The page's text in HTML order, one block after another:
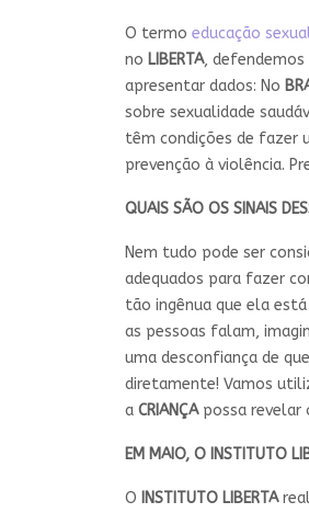
O termo educação
no LIBERTA, defendemos
apresentar dados: No
sobre sexualidade
têm condições de fazer
prevenção à violência.
QUAIS SÃO OS SINAIS
Nem tudo pode ser
adequados para fazer
tão ingênua que ela
as pessoas falam,
uma desconfiança de
diretamente! Vamos
a CRIANÇApossa revelar
EM MAIO, O INSTITUTO
O INSTITUTO LIBERTA